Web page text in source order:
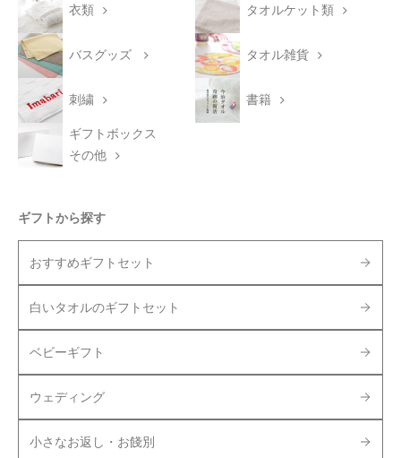
衣類 タオルケット類
バスグッズ タオル雑貨
刺繍 書籍
ギフトボックス
その他
ギフトから探す
おすすめギフトセット
白いタオルのギフトセット
ベビーギフト
ウェディング
小さなお返し・お餞別